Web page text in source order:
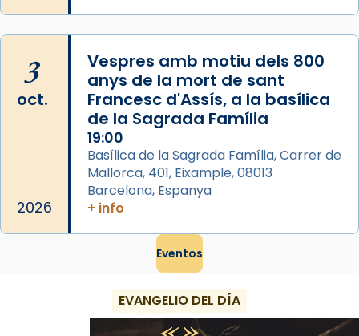
3
oct.
2026
Vespres amb motiu dels 800
anys de la mort de sant
Francesc d'Assís, a la basílica
de la Sagrada Família
19:00
Basílica de la Sagrada Família, Carrer de
Mallorca, 401, Eixample, 08013
Barcelona, Espanya
+ info
Eventos
EVANGELIO DEL DÍA